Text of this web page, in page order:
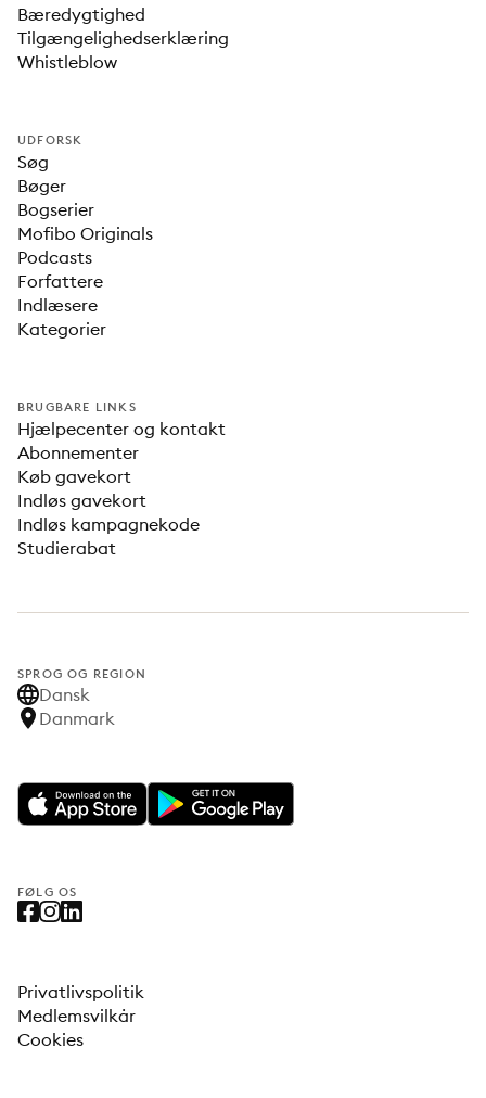
Bæredygtighed
Tilgængelighedserklæring
Whistleblow
UDFORSK
Søg
Bøger
Bogserier
Mofibo Originals
Podcasts
Forfattere
Indlæsere
Kategorier
BRUGBARE LINKS
Hjælpecenter og kontakt
Abonnementer
Køb gavekort
Indløs gavekort
Indløs kampagnekode
Studierabat
SPROG OG REGION
Dansk
Danmark
FØLG OS
Privatlivspolitik
Medlemsvilkår
Cookies